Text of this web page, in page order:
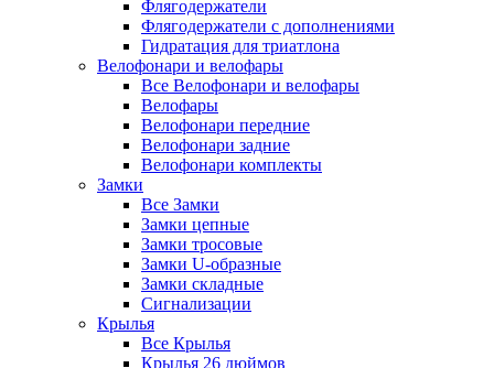
Флягодержатели
Флягодержатели с дополнениями
Гидратация для триатлона
Велофонари и велофары
Все Велофонари и велофары
Велофары
Велофонари передние
Велофонари задние
Велофонари комплекты
Замки
Все Замки
Замки цепные
Замки тросовые
Замки U-образные
Замки складные
Сигнализации
Крылья
Все Крылья
Крылья 26 дюймов